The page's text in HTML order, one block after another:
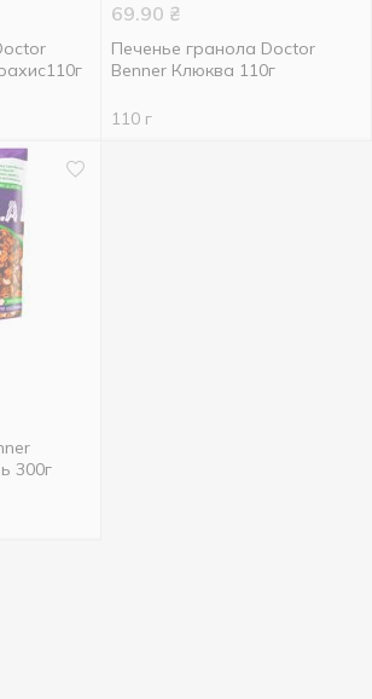
69.90 ₴
Печенье гранола Doctor
Benner Клюква 110г
110 г
300г